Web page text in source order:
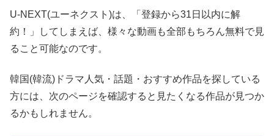
U-NEXT(ユーネクスト)は、「登録から31日以内に解
約！」してしまえば、様々な動画も全部もちろん無料で見
ること可能なのです。
韓国(韓流)ドラマ人気・話題・おすすめ作品を探している
方には、次のページを確認すると見たくなる作品が見つか
るかもしれません。